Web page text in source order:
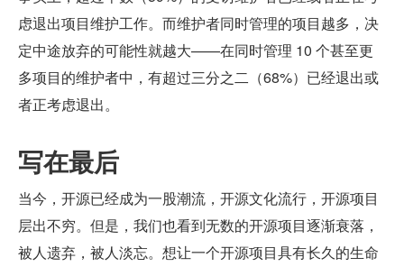
虑退出项目维护工作。而维护者同时管理的项目越多，决
定中途放弃的可能性就越大——在同时管理 10 个甚至更
多项目的维护者中，有超过三分之二（68%）已经退出或
者正考虑退出。
写在最后
当今，开源已经成为一股潮流，开源文化流行，开源项目
层出不穷。但是，我们也看到无数的开源项目逐渐衰落，
被人遗弃，被人淡忘。想让一个开源项目具有长久的生命